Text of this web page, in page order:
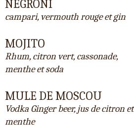
NEGRONI
campari, vermouth rouge et gin
MOJITO
Rhum, citron vert, cassonade,
menthe et soda
MULE DE MOSCOU
Vodka Ginger beer, jus de citron et
menthe